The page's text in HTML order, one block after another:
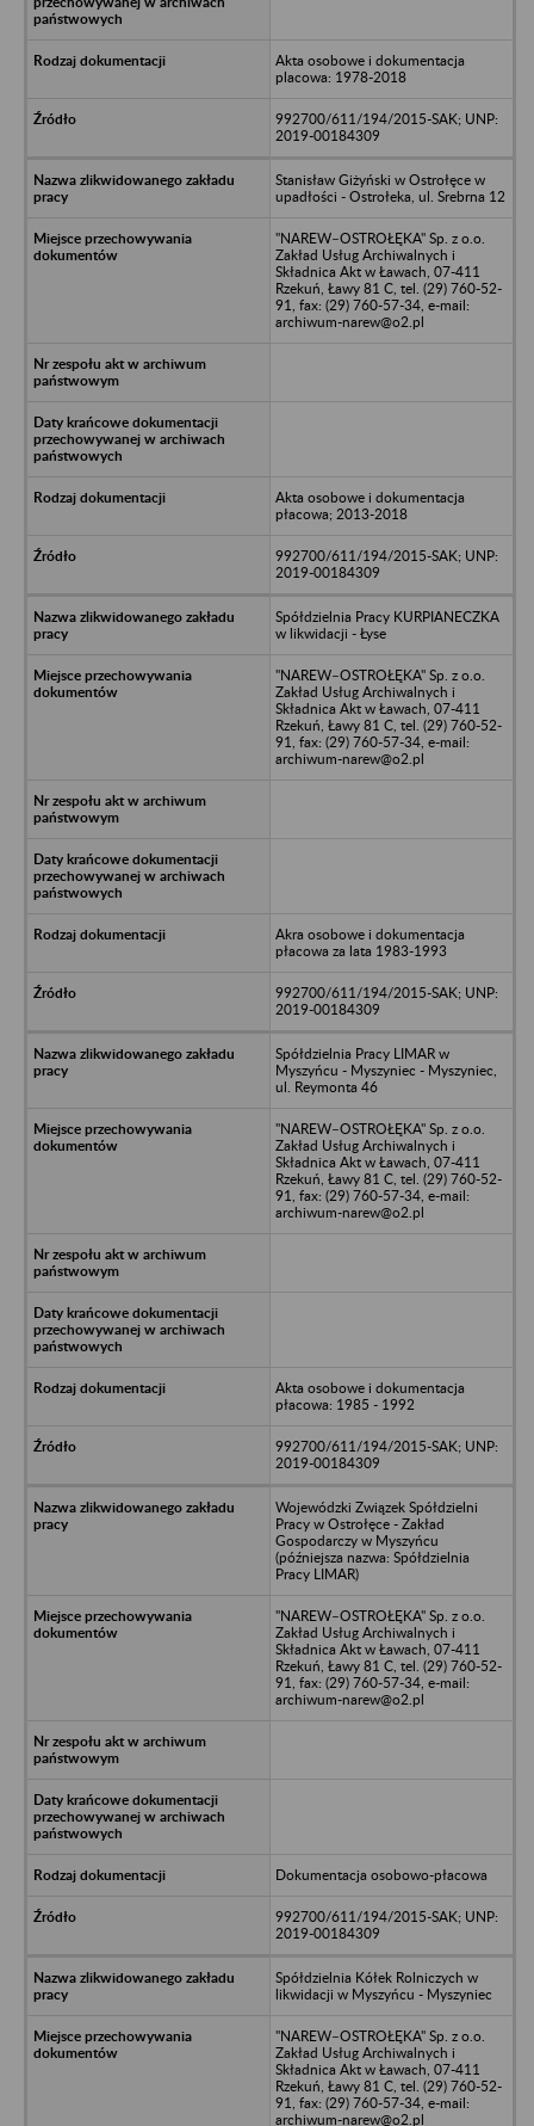
Akta osobowe i dokumentacja
placowa: 1978-2018
992700/611/194/2015-SAK; UNP:
2019-00184309
Stanisław Giżyński w Ostrołęce w
upadłości - Ostrołeka, ul. Srebrna 12
"NAREW–OSTROŁĘKA" Sp. z o.o.
Zakład Usług Archiwalnych i
Składnica Akt w Ławach, 07-411
Rzekuń, Ławy 81 C, tel. (29) 760-52-
91, fax: (29) 760-57-34, e-mail:
archiwum-narew@o2.pl
Akta osobowe i dokumentacja
płacowa; 2013-2018
992700/611/194/2015-SAK; UNP:
2019-00184309
Spółdzielnia Pracy KURPIANECZKA
w likwidacji - Łyse
"NAREW–OSTROŁĘKA" Sp. z o.o.
Zakład Usług Archiwalnych i
Składnica Akt w Ławach, 07-411
Rzekuń, Ławy 81 C, tel. (29) 760-52-
91, fax: (29) 760-57-34, e-mail:
archiwum-narew@o2.pl
Akra osobowe i dokumentacja
płacowa za lata 1983-1993
992700/611/194/2015-SAK; UNP:
2019-00184309
Spółdzielnia Pracy LIMAR w
Myszyńcu - Myszyniec - Myszyniec,
ul. Reymonta 46
"NAREW–OSTROŁĘKA" Sp. z o.o.
Zakład Usług Archiwalnych i
Składnica Akt w Ławach, 07-411
Rzekuń, Ławy 81 C, tel. (29) 760-52-
91, fax: (29) 760-57-34, e-mail:
archiwum-narew@o2.pl
Akta osobowe i dokumentacja
płacowa: 1985 - 1992
992700/611/194/2015-SAK; UNP:
2019-00184309
Wojewódzki Związek Spółdzielni
Pracy w Ostrołęce - Zakład
Gospodarczy w Myszyńcu
(późniejsza nazwa: Spółdzielnia
Pracy LIMAR)
"NAREW–OSTROŁĘKA" Sp. z o.o.
Zakład Usług Archiwalnych i
Składnica Akt w Ławach, 07-411
Rzekuń, Ławy 81 C, tel. (29) 760-52-
91, fax: (29) 760-57-34, e-mail:
archiwum-narew@o2.pl
Dokumentacja osobowo-płacowa
992700/611/194/2015-SAK; UNP:
2019-00184309
Spółdzielnia Kółek Rolniczych w
likwidacji w Myszyńcu - Myszyniec
"NAREW–OSTROŁĘKA" Sp. z o.o.
Zakład Usług Archiwalnych i
Składnica Akt w Ławach, 07-411
Rzekuń, Ławy 81 C, tel. (29) 760-52-
91, fax: (29) 760-57-34, e-mail:
archiwum-narew@o2.pl